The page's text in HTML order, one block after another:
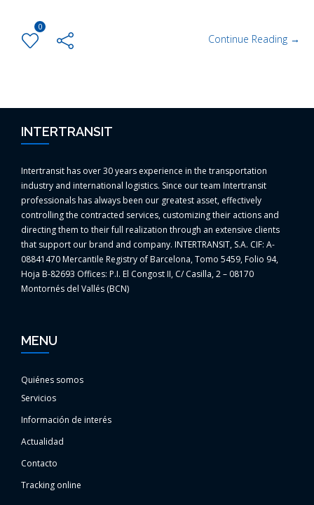
0
Continue Reading →
INTERTRANSIT
Intertransit has over 30 years experience in the transportation
industry and international logistics. Since our team Intertransit
professionals has always been our greatest asset, effectively
controlling the contracted services, customizing their actions and
directing them to their full realization through an extensive clients
that support our brand and company. INTERTRANSIT, S.A. CIF: A-
08841470 Mercantile Registry of Barcelona, Tomo 5459, Folio 94,
Hoja B-82693 Offices: P.I. El Congost II, C/ Casilla, 2 – 08170
Montornés del Vallés (BCN)
MENU
Quiénes somos
Servicios
Información de interés
Actualidad
Contacto
Tracking online